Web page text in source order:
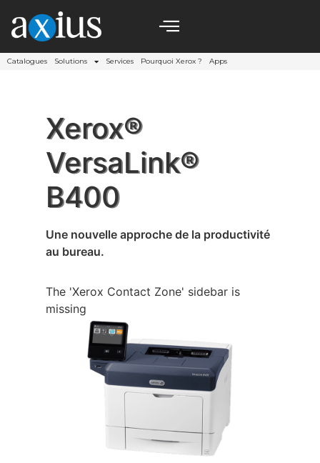
Catalogues Solutions Services Pourquoi Xerox ? Apps
Xerox®
VersaLink®
B400
Une nouvelle approche de la productivité
au bureau.
The 'Xerox Contact Zone' sidebar is
missing